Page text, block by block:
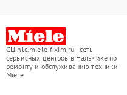
СЦ nlc.miele-fixim.ru - сеть
сервисных центров в Нальчике по
ремонту и обслуживанию техники
Miele